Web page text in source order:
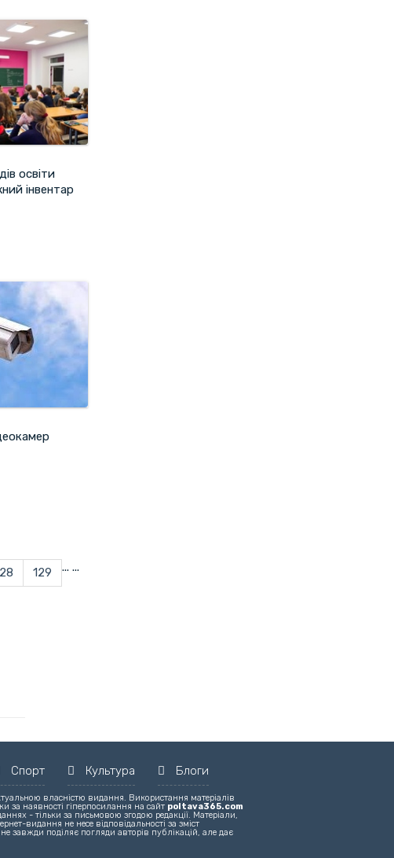
освіти
інвентар
...
129
...
Спорт Культура Блоги
власністю видання. Використання матеріалів
за наявності гіперпосилання на сайт poltava365.com
- тільки за письмовою згодою редакції. Матеріали,
видання не несе відповідальності за зміст
завжди поділяє погляди авторів публікацій, але дає